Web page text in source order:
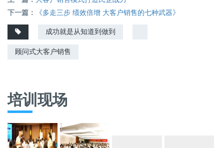
下一篇：
《多走三步 绩效倍增 大客户销售的七种武器》
成功就是从知道到做到
顾问式大客户销售
培训现场